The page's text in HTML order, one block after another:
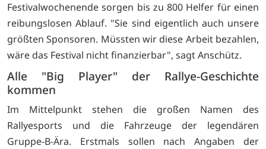
Festivalwochenende sorgen bis zu 800 Helfer für einen
reibungslosen Ablauf. "Sie sind eigentlich auch unsere
größten Sponsoren. Müssten wir diese Arbeit bezahlen,
wäre das Festival nicht finanzierbar", sagt Anschütz.
Alle "Big Player" der Rallye-Geschichte
kommen
Im Mittelpunkt stehen die großen Namen des
Rallyesports und die Fahrzeuge der legendären
Gruppe-B-Ära. Erstmals sollen nach Angaben der